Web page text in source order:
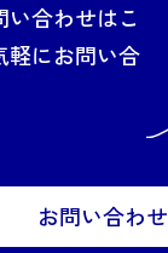
い合わせはこ
軽にお問い合
お問い合わせ